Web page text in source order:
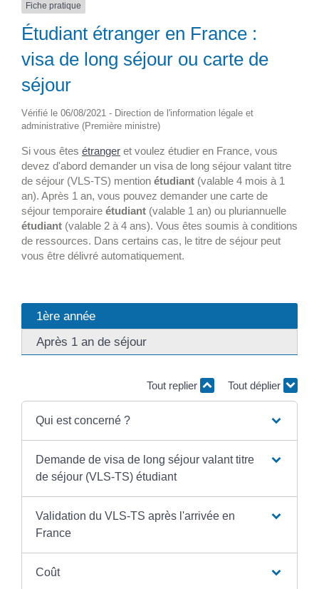
Fiche pratique
Étudiant étranger en France :
visa de long séjour ou carte de
séjour
Vérifié le 06/08/2021 - Direction de l'information légale et
administrative (Première ministre)
Si vous êtes étranger et voulez étudier en France, vous
devez d'abord demander un visa de long séjour valant titre
de séjour (VLS-TS) mention étudiant (valable 4 mois à 1
an). Après 1 an, vous pouvez demander une carte de
séjour temporaire étudiant (valable 1 an) ou pluriannuelle
étudiant (valable 2 à 4 ans). Vous êtes soumis à conditions
de ressources. Dans certains cas, le titre de séjour peut
vous être délivré automatiquement.
1ère année
Après 1 an de séjour
Tout replier Tout déplier
Qui est concerné ?
Demande de visa de long séjour valant titre
de séjour (VLS-TS) étudiant
Validation du VLS-TS après l'arrivée en
France
Coût